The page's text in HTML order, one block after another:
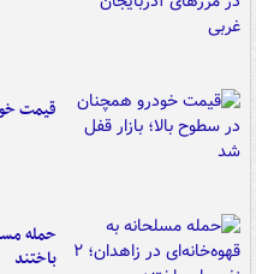
قیمت
باختند